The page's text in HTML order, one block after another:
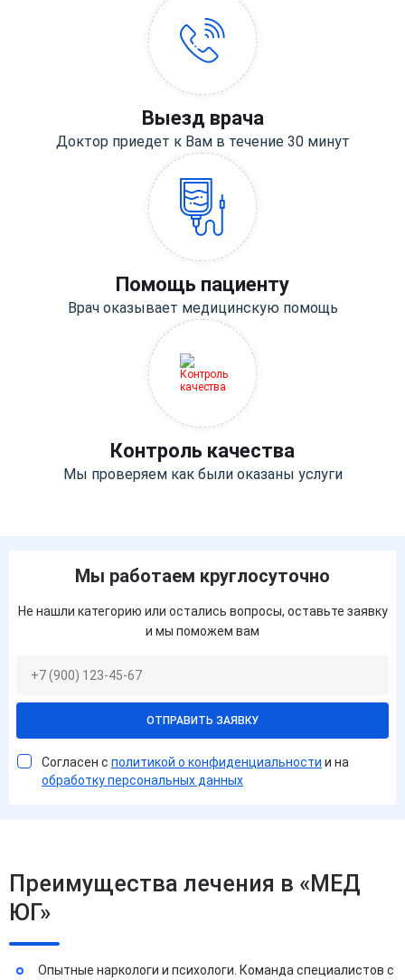
Выезд врача
Доктор приедет к Вам в течение 30 минут
Помощь пациенту
Врач оказывает медицинскую помощь
Контроль качества
Мы проверяем как были оказаны услуги
Мы работаем круглосуточно
Не нашли категорию или остались вопросы, оставьте заявку
и мы поможем вам
ОТПРАВИТЬ ЗАЯВКУ
Согласен с политикой о конфиденциальности и на
обработку персональных данных
Преимущества лечения в «МЕД
ЮГ»
Опытные наркологи и психологи. Команда специалистов с